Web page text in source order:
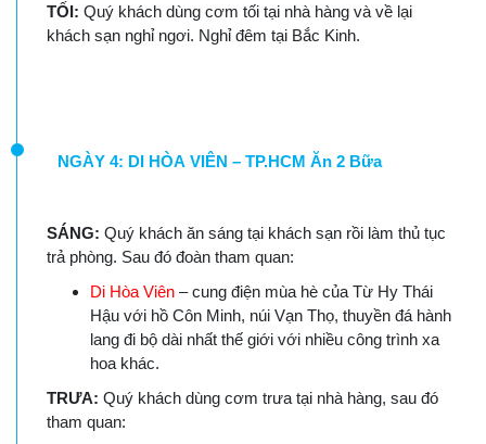
TỐI: Quý khách dùng cơm tối tại nhà hàng và về lại
khách sạn nghỉ ngơi. Nghỉ đêm tại Bắc Kinh.
NGÀY 4: DI HÒA VIÊN – TP.HCM Ăn 2 Bữa
SÁNG: Quý khách ăn sáng tại khách sạn rồi làm thủ tục
trả phòng. Sau đó đoàn tham quan:
Di Hòa Viên – cung điện mùa hè của Từ Hy Thái
Hậu với hồ Côn Minh, núi Vạn Thọ, thuyền đá hành
lang đi bộ dài nhất thế giới với nhiều công trình xa
hoa khác.
TRƯA: Quý khách dùng cơm trưa tại nhà hàng, sau đó
tham quan: